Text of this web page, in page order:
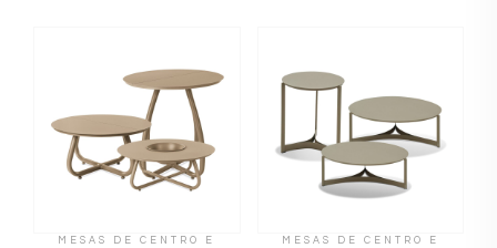
MESAS DE CENTRO E
MESAS DE CENTRO E